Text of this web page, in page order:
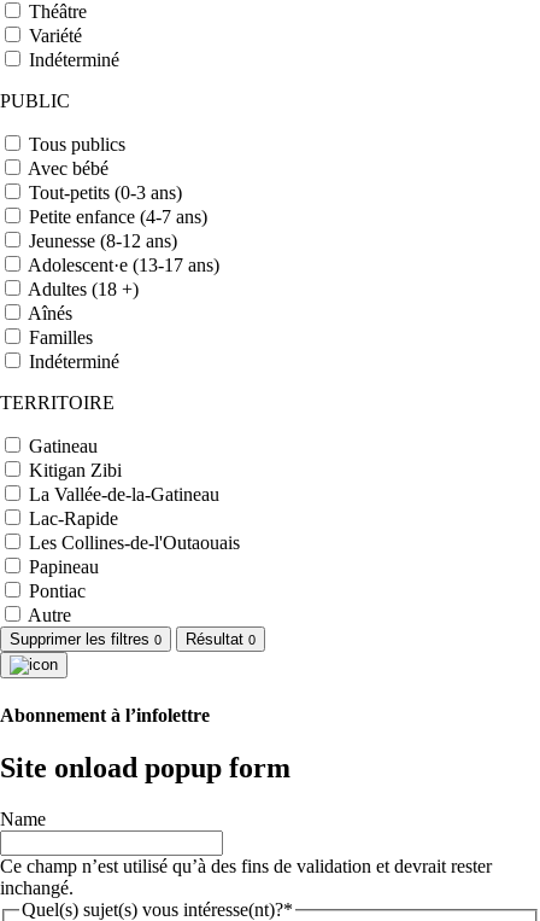
Théâtre
Variété
Indéterminé
PUBLIC
Tous publics
Avec bébé
Tout-petits (0-3 ans)
Petite enfance (4-7 ans)
Jeunesse (8-12 ans)
Adolescent·e (13-17 ans)
Adultes (18 +)
Aînés
Familles
Indéterminé
TERRITOIRE
Gatineau
Kitigan Zibi
La Vallée-de-la-Gatineau
Lac-Rapide
Les Collines-de-l'Outaouais
Papineau
Pontiac
Autre
Supprimer les filtres 0 Résultat 0
Abonnement à l’infolettre
Site onload popup form
Name
Ce champ n’est utilisé qu’à des fins de validation et devrait rester
inchangé.
Quel(s) sujet(s) vous intéresse(nt)?*